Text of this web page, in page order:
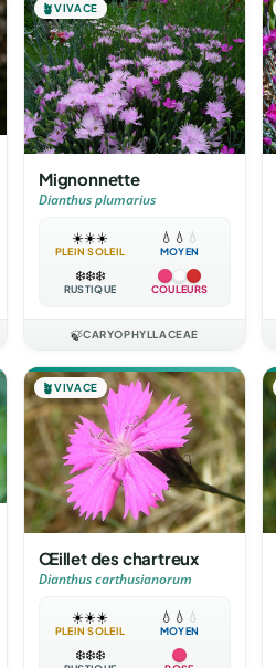
🪴VIVACE
Mignonnette
Dianthus plumarius
☀️☀️☀️
PLEIN SOLEIL
💧 💧 💧
MOYEN
❄️❄️❄️
RUSTIQUE COULEURS
🍃CARYOPHYLLACEAE
🪴VIVACE
Œillet des chartreux
Dianthus carthusianorum
☀️☀️☀️
PLEIN SOLEIL
💧 💧 💧
MOYEN
❄️❄️❄️